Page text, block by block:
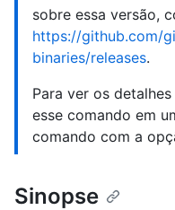
sobre essa versão,
https://github.com/
binaries/releases.
Para ver os
esse comando em
comando com a
Sinopse